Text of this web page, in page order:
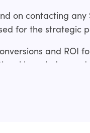
on contacting
for the strategic
and ROI
knowledge
developers have